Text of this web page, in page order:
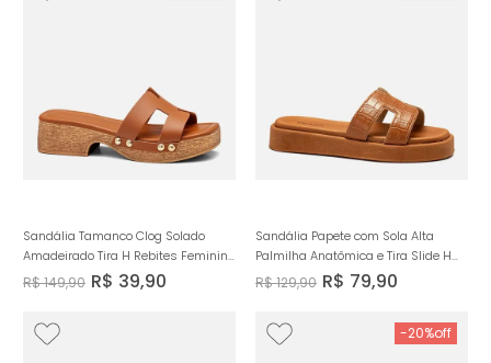
Sandália Tamanco Clog Solado
Amadeirado Tira H Rebites Feminino
Milano Caramelo 14458
R$149,90 R$ 39,90
Sandália Papete com Sola Alta
Palmilha Anatômica e Tira Slide H
com Textura Croco Feminino Milano
Caramelo 14253
R$129,90 R$ 79,90
-20%